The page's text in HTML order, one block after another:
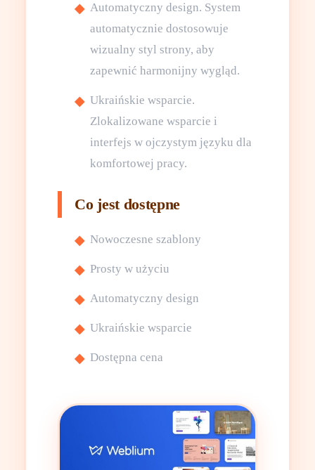
Automatyczny design. System
automatycznie dostosowuje
wizualny styl strony, aby
zapewnić harmonijny wygląd.
Ukraińskie wsparcie.
Zlokalizowane wsparcie i
interfejs w ojczystym języku dla
komfortowej pracy.
Co jest dostępne
Nowoczesne szablony
Prosty w użyciu
Automatyczny design
Ukraińskie wsparcie
Dostępna cena